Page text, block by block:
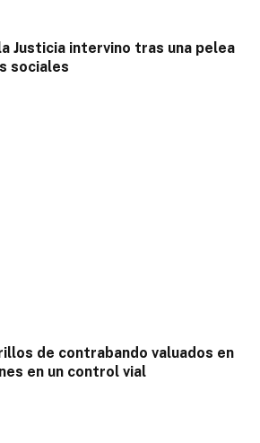
Justicia intervino tras una pelea
sociales
de contrabando valuados en
en un control vial